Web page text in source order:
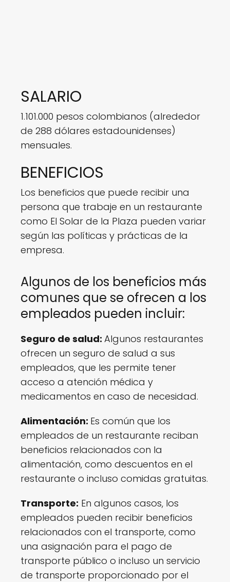
SALARIO
1.101.000 pesos colombianos (alrededor
de 288 dólares estadounidenses)
mensuales.
BENEFICIOS
Los beneficios que puede recibir una
persona que trabaje en un restaurante
como El Solar de la Plaza pueden variar
según las políticas y prácticas de la
empresa.
Algunos de los beneficios más
comunes que se ofrecen a los
empleados pueden incluir:
Seguro de salud: Algunos restaurantes
ofrecen un seguro de salud a sus
empleados, que les permite tener
acceso a atención médica y
medicamentos en caso de necesidad.
Alimentación: Es común que los
empleados de un restaurante reciban
beneficios relacionados con la
alimentación, como descuentos en el
restaurante o incluso comidas gratuitas.
Transporte: En algunos casos, los
empleados pueden recibir beneficios
relacionados con el transporte, como
una asignación para el pago de
transporte público o incluso un servicio
de transporte proporcionado por el